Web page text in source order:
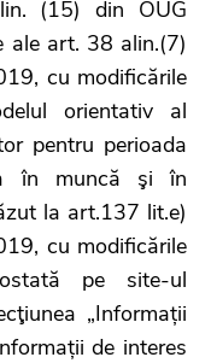
(15) din OUG
ale art. 38 alin.(7)
cu modificările
orientativ al
pentru perioada
în muncă şi în
la art.137 lit.e)
cu modificările
pe site-ul
„Informații
de interes